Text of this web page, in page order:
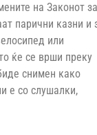
на Законот
парични казни и
или
ќе се врши преку
снимен како
е со слушалки,